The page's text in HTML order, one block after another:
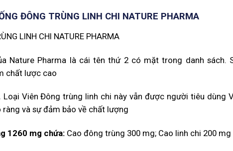
ĐÔNG TRÙNG LINH CHI NATURE PHARMA
Nature Pharma là cái tên thứ 2 có mặt trong danh sách.
chất lược cao
Loại Viên Đông trùng linh chi này vẫn được người tiêu dùng
và sự đảm bảo về chất lượng
1260 mg chứa: Cao đông trùng 300 mg; Cao linh chi 200 mg